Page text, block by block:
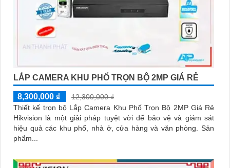
LẮP CAMERA KHU PHỐ TRỌN BỘ 2MP GIÁ RẺ
8,300,000 ₫
12,300,000 ₫
Thiết kế trọn bộ Lắp Camera Khu Phố Trọn Bộ 2MP Giá Rẻ
Hikvision là một giải pháp tuyệt vời để bảo vệ và giám sát
hiệu quả các khu phố, nhà ở, cửa hàng và văn phòng. Sản
phẩm...